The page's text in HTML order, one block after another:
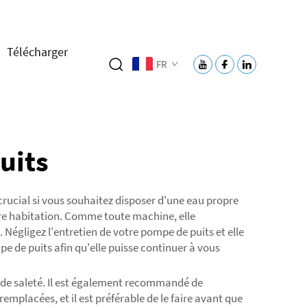
Télécharger
FR
si vous souhaitez disposer d'une eau propre
habitation. Comme toute machine, elle
l'entretien de votre pompe de puits et elle
de puits afin qu'elle puisse continuer à vous
saleté. Il est également recommandé de
et il est préférable de le faire avant que